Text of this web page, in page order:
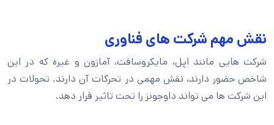
نقش مهم شرکت های فناوری
شرکت هایی مانند اپل، مایکروسافت، آمازون و غیره که در این
شاخص حضور دارند، نقش مهمی در تحرکات آن دارند. تحولات در
این شرکت ها می تواند داوجونز را تحت تاثیر قرار دهد.